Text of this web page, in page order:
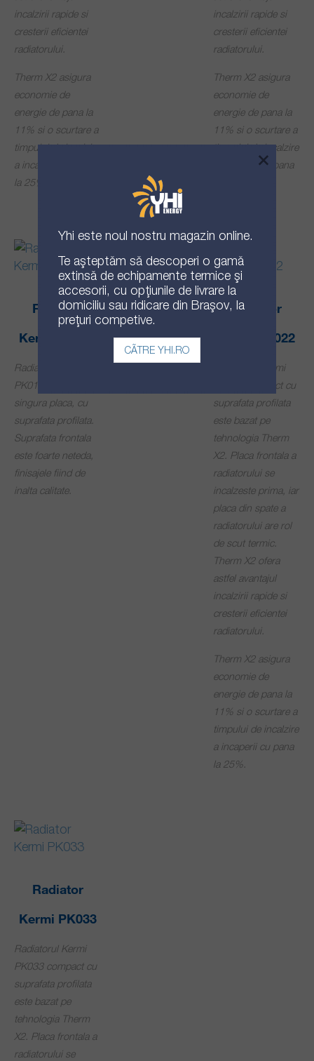
incalzirii rapide si
cresterii eficientei
radiatorului.
Therm X2 asigura
economie de
energie de pana la
11% si o scurtare a
timpului de incalzire
a incaperii cu pana
la 25%.
incalzirii rapide si
cresterii eficientei
radiatorului.
Therm X2 asigura
economie de
energie de pana la
11% si o scurtare a
timpului de incalzire
a incaperii cu pana
Radiator
Kermi PK011
Radiatorul Kermi
PK011 contine o
singura placa, cu
suprafata profilata.
Suprafata frontala
este foarte neteda,
finisajele fiind de
inalta calitate.
Radiator
Kermi PK022
Radiatorul Kermi
PK022 compact cu
suprafata profilata
este bazat pe
tehnologia Therm
X2. Placa frontala a
radiatorului se
incalzeste prima, iar
placa din spate a
radiatorului are rol
de scut termic.
Therm X2 ofera
astfel avantajul
incalzirii rapide si
cresterii eficientei
radiatorului.
Therm X2 asigura
economie de
energie de pana la
11% si o scurtare a
timpului de incalzire
a incaperii cu pana
la 25%.
Radiator
Kermi PK033
Radiatorul Kermi
PK033 compact cu
suprafata profilata
este bazat pe
tehnologia Therm
X2. Placa frontala a
radiatorului se
Yhi este noul nostru magazin online.
Te așteptăm să descoperi o gamă
extinsă de echipamente termice și
accesorii, cu opțiunile de livrare la
domiciliu sau ridicare din Brașov, la
prețuri competive.
CĂTRE YHI.RO
×